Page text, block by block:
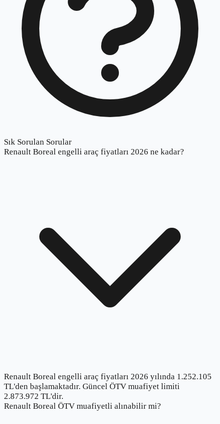
Sık Sorulan Sorular
Renault Boreal engelli araç fiyatları 2026 ne kadar?
Renault Boreal engelli araç fiyatları 2026 yılında 1.252.105
TL'den başlamaktadır. Güncel ÖTV muafiyet limiti
2.873.972 TL'dir.
Renault Boreal ÖTV muafiyetli alınabilir mi?